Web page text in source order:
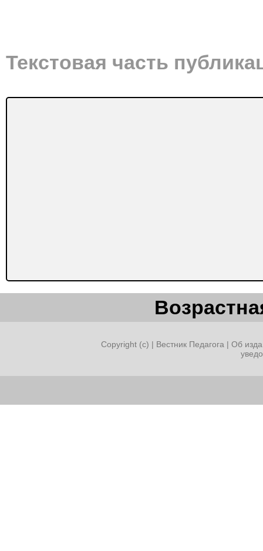
Текстовая часть
Copyright (c) | Вестник Педагога | Об